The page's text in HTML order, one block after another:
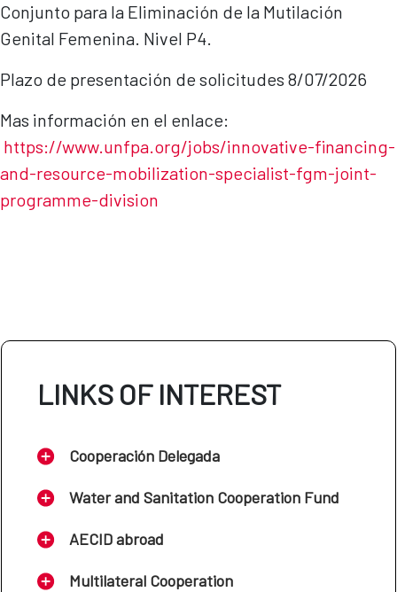
Conjunto para la Eliminación de la Mutilación
Genital Femenina. Nivel P4.
Plazo de presentación de solicitudes 8/07/2026
Mas información en el enlace:
https://www.unfpa.org/jobs/innovative-financing-
and-resource-mobilization-specialist-fgm-joint-
programme-division
LINKS OF INTEREST
Cooperación Delegada
Water and Sanitation Cooperation Fund
AECID abroad
Multilateral Cooperation